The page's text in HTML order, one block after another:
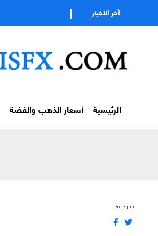
آخر الاخبار
الرئيسية أسعار الذهب والفضة
شارك عبر